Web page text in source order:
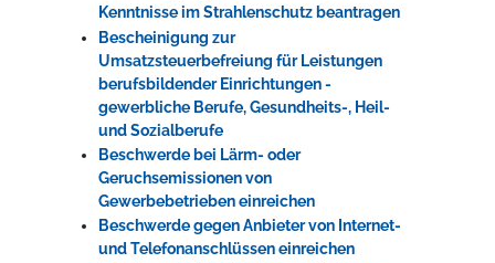
Kenntnisse im Strahlenschutz beantragen
Bescheinigung zur
Umsatzsteuerbefreiung für Leistungen
berufsbildender Einrichtungen -
gewerbliche Berufe, Gesundheits-, Heil-
und Sozialberufe
Beschwerde bei Lärm- oder
Geruchsemissionen von
Gewerbebetrieben einreichen
Beschwerde gegen Anbieter von Internet-
und Telefonanschlüssen einreichen